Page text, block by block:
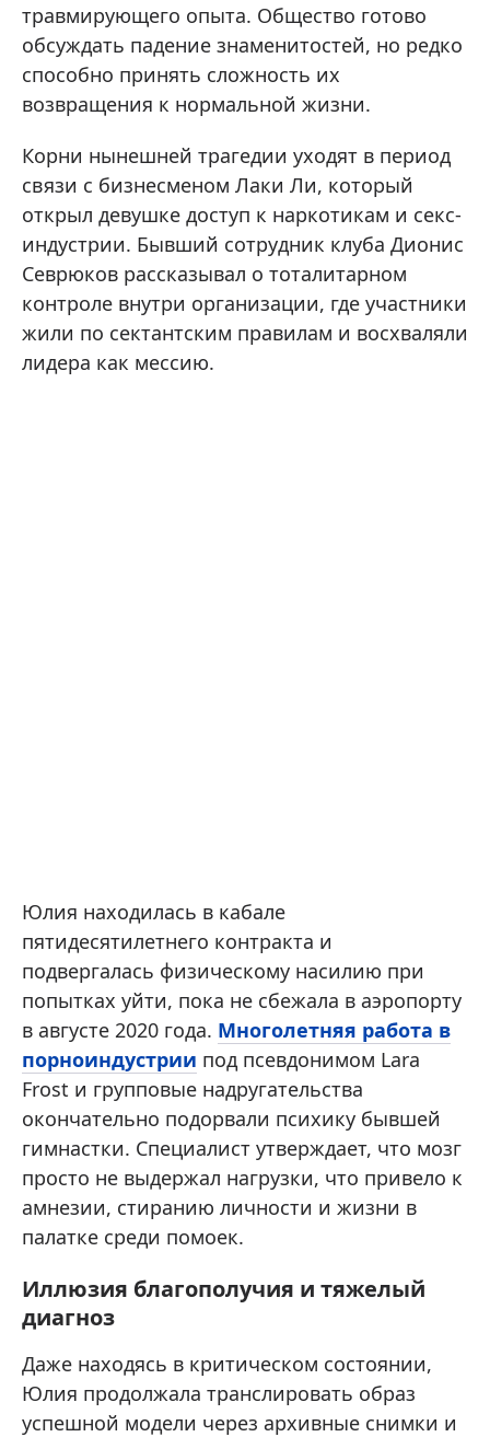
травмирующего опыта. Общество готово
обсуждать падение знаменитостей, но редко
способно принять сложность их
возвращения к нормальной жизни.
Корни нынешней трагедии уходят в период
связи с бизнесменом Лаки Ли, который
открыл девушке доступ к наркотикам и секс-
индустрии. Бывший сотрудник клуба Дионис
Севрюков рассказывал о тоталитарном
контроле внутри организации, где участники
жили по сектантским правилам и восхваляли
лидера как мессию.
Юлия находилась в кабале
пятидесятилетнего контракта и
подвергалась физическому насилию при
попытках уйти, пока не сбежала в аэропорту
в августе 2020 года. Многолетняя работа в
порноиндустрии под псевдонимом Lara
Frost и групповые надругательства
окончательно подорвали психику бывшей
гимнастки. Специалист утверждает, что мозг
просто не выдержал нагрузки, что привело к
амнезии, стиранию личности и жизни в
палатке среди помоек.
Иллюзия благополучия и тяжелый
диагноз
Даже находясь в критическом состоянии,
Юлия продолжала транслировать образ
успешной модели через архивные снимки и